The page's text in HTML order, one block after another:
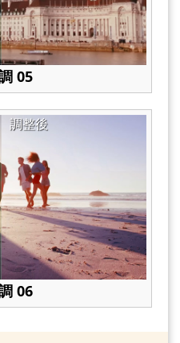
05
調整後
06